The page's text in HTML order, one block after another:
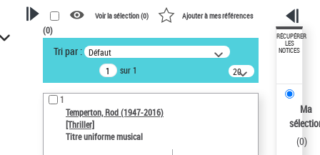
VOTRE RECHERCHE
Recherche avancée dans les
notices d’autorité
Œuvres liées à l'auteur :
Temperton, Rod (1947-2016)
Auteur d’œuvre
Voir la sélection (0) Ajouter à mes références
(0)
Tri par : Défaut
sur 1
20
résultats/page
1
Temperton, Rod (1947-2016)
[Thriller]
Titre uniforme musical
RÉCUPÉRER
LES
NOTICES
Ma
(0)